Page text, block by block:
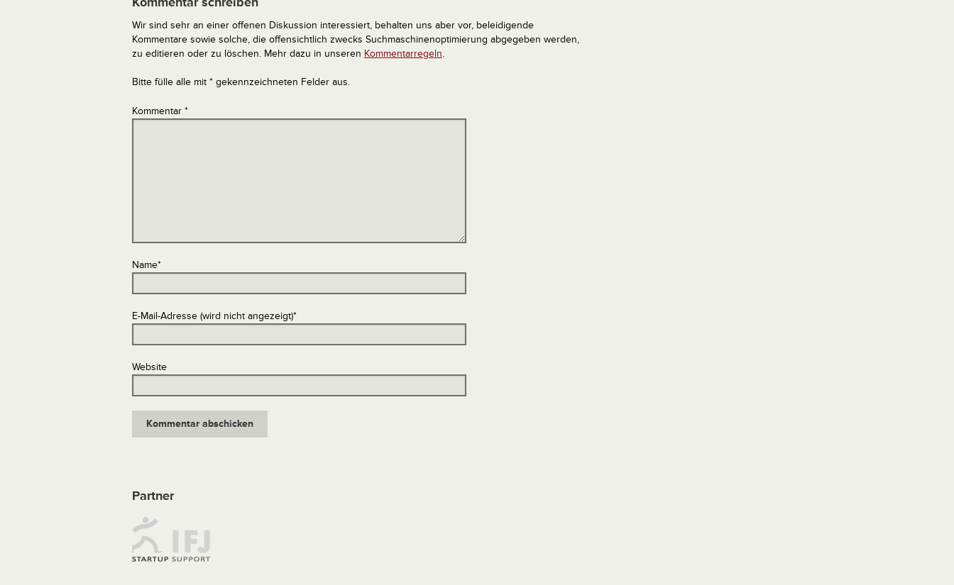
Wir sind sehr an einer offenen Diskussion interessiert, behalten uns aber vor, beleidigende
Kommentare sowie solche, die offensichtlich zwecks Suchmaschinenoptimierung abgegeben werden,
zu editieren oder zu löschen. Mehr dazu in unseren Kommentarregeln.
Bitte fülle alle mit * gekennzeichneten Felder aus.
Kommentar *
Name*
E-Mail-Adresse (wird nicht angezeigt)*
Website
Partner